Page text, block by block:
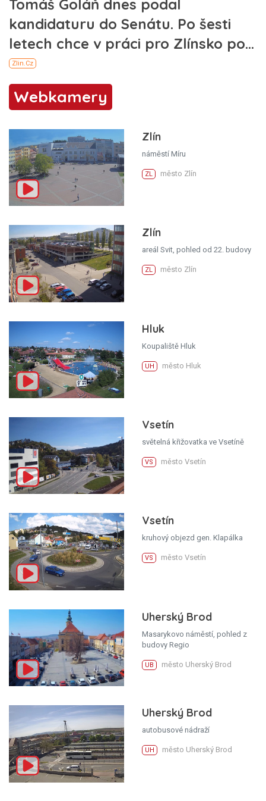
Webkamery
Zlín
náměstí Míru
ZL město Zlín
Zlín
areál Svit, pohled od 22. budovy
ZL město Zlín
Hluk
Koupaliště Hluk
UH město Hluk
Vsetín
světelná křižovatka ve Vsetíně
VS město Vsetín
Vsetín
kruhový objezd gen. Klapálka
VS město Vsetín
Uherský Brod
Masarykovo náměstí, pohled z
budovy Regio
UB město Uherský Brod
Uherský Brod
autobusové nádraží
UH město Uherský Brod